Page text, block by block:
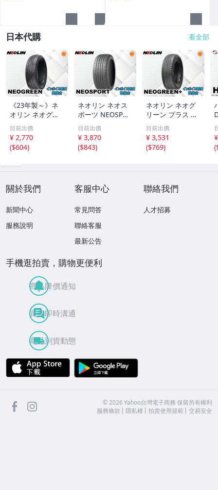
日本代購 看全部
《23年製～》ネ
オリン ネオグリ
ーン NEOGREEN
185/60R14 82H 4
本送料込み総額 1
7,080円～
目前出價
¥ 2,770
($604)
ネオリン ネオス
ポーツ NEOSPOR
T 235/50R18 101
W XL 4本送料込
み総額 21,480円
～
目前出價
¥ 3,870
($843)
ネオリン ネオグ
リーン プラス NE
OGREEN+ 205/6
0R16 92H 4本送
料込み総額 20,12
0円～
目前出價
¥ 3,531
($769)
(
關於我們
新聞中心
服務說明
客服中心
常見問答
聯絡客服
最新公告
聯絡我們
人才招募
手機逛拍賣，購物更便利
商品降價通知
買賣即時溝通
商品到貨動態
APP Store
facebook ©2026 Yahoo台灣電子商務 保留所有權利
服務條款
隱私權 拍賣使用規範 交易安全